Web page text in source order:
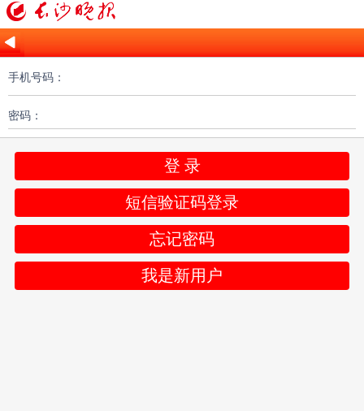
手机号码：
密码：
登 录
短信验证码登录
忘记密码
我是新用户